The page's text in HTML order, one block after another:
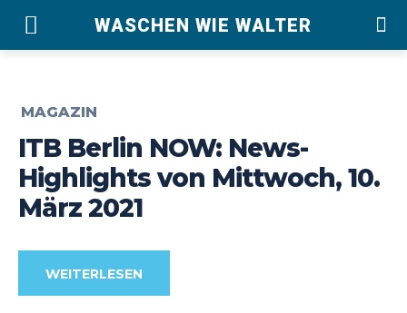
WASCHEN WIE WALTER
MAGAZIN
ITB Berlin NOW: News-
Highlights von Mittwoch, 10.
März 2021
WEITERLESEN